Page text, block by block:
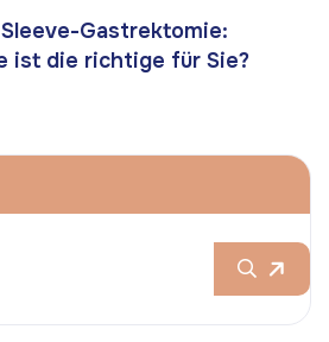
Gastrektomie:
ist die richtige für Sie?